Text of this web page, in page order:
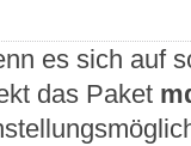
es sich auf
das Paket